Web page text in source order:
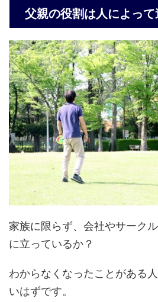
父親の役割は人によっ
家族に限らず、会社やサーク
に立っているか？
わからなくなったことがある
いはずです。